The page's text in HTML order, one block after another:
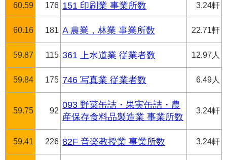
60.59 176 151 印刷業 事業所数 3.24軒
60.16 181 A 農業，林業 事業所数 22.71軒
59.87 115 361 上水道業 従業者数 12.97人
59.84 175 746 写真業 従業者数 6.49人
59.75 92
093 野菜缶詰・果実缶詰・農
産保存食料品製造業 事業所数
3.24軒
59.41 226 82F 音楽教授業 事業所数 3.24軒